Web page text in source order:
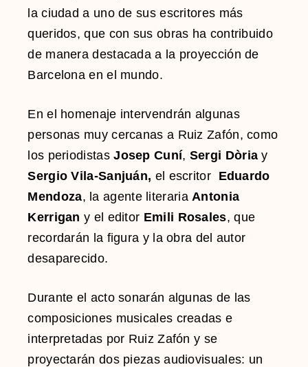
la ciudad a uno de sus escritores más
queridos, que con sus obras ha contribuido
de manera destacada a la proyección de
Barcelona en el mundo.
En el homenaje intervendrán algunas
personas muy cercanas a Ruiz Zafón, como
los periodistasJosep Cuní, Sergi Dòria y
Sergio Vila-Sanjuán, el escritor Eduardo
Mendoza, la agente literaria Antonia
Kerrigany el editor Emili Rosales, que
recordarán la figura y la obra del autor
desaparecido.
Durante el acto sonarán algunas de las
composiciones musicales creadas e
interpretadas por Ruiz Zafón y se
proyectarán dos piezas audiovisuales: un